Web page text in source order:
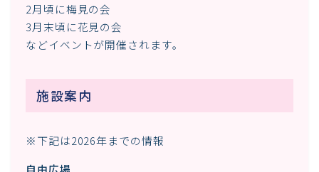
2月頃に梅見の会
3月末頃に花見の会
などイベントが開催されます。
施設案内
※下記は2026年までの情報